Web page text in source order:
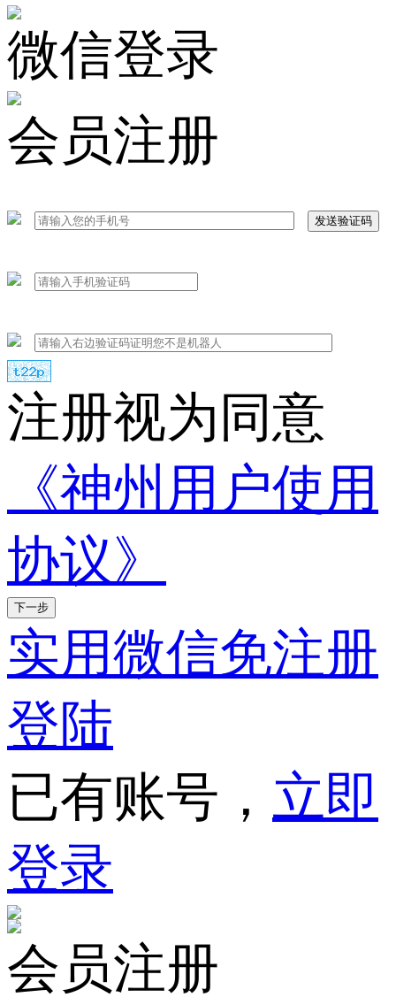
微信登录
会员注册
发送验证码
注册视为同意
《神州用户使用
协议》
下一步
实用微信免注册
登陆
已有账号， 立即
登录
会员注册